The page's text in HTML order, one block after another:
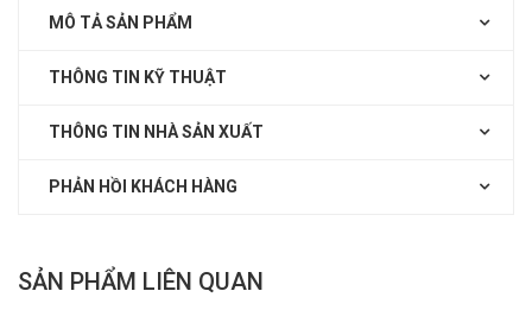
MÔ TẢ SẢN PHẨM
THÔNG TIN KỸ THUẬT
THÔNG TIN NHÀ SẢN XUẤT
PHẢN HỒI KHÁCH HÀNG
SẢN PHẨM LIÊN QUAN